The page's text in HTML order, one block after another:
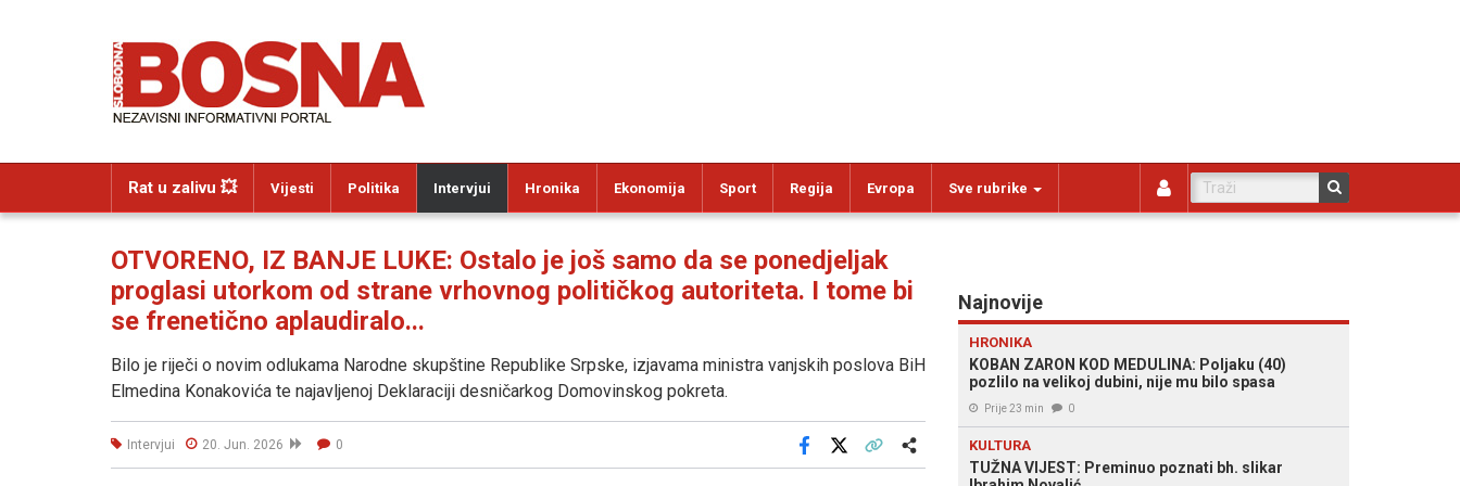
Rat u zalivu 💥 Vijesti Politika Intervjui Hronika Ekonomija Sport Regija Evropa Sve rubrike
OTVORENO, IZ BANJE LUKE: Ostalo je još samo da se ponedjeljak
proglasi utorkom od strane vrhovnog političkog autoriteta. I tome bi
se frenetično aplaudiralo...
Bilo je riječi o novim odlukama Narodne skupštine Republike Srpske, izjavama ministra vanjskih poslova BiH
Elmedina Konakovića te najavljenoj Deklaraciji desničarkog Domovinskog pokreta.
Intervjui 20. Jun. 2026 0
Facebook
Najnovije
HRONIKA
KOBAN ZARON KOD MEDULINA: Poljaku (40)
pozlilo na velikoj dubini, nije mu bilo spasa
Prije 23 min 0
KULTURA
TUŽNA VIJEST: Preminuo poznati bh. slikar